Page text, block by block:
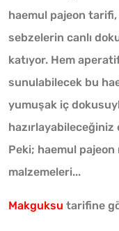
haemul pajeon
sebzelerin canlı
katıyor. Hem
sunulabilecek bu
yumuşak iç
Peki; haemul pajeon
malzemeleri...
Makguksu tarifine